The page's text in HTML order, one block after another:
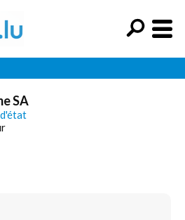
SA